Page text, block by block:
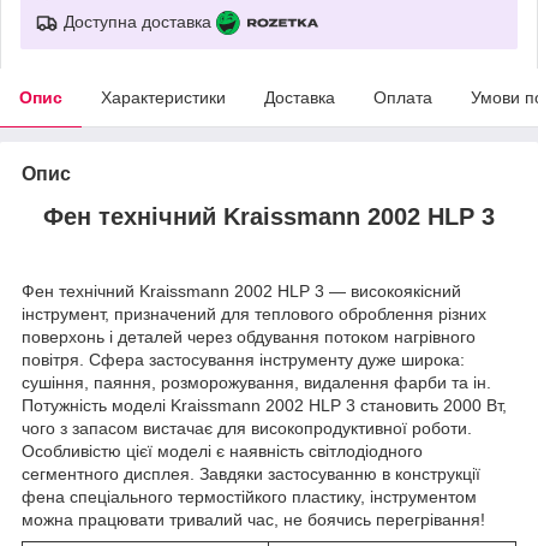
Доступна доставка
Опис Характеристики Доставка Оплата Умови
Опис
Фен технічний Kraissmann 2002 HLP 3
Фен технічний Kraissmann 2002 HLP 3 — високоякісний
інструмент, призначений для теплового оброблення різних
поверхонь і деталей через обдування потоком нагрівного
повітря. Сфера застосування інструменту дуже широка:
сушіння, паяння, розморожування, видалення фарби та ін.
Потужність моделі Kraissmann 2002 HLP 3 становить 2000 Вт,
чого з запасом вистачає для високопродуктивної роботи.
Особливістю цієї моделі є наявність світлодіодного
сегментного дисплея. Завдяки застосуванню в конструкції
фена спеціального термостійкого пластику, інструментом
можна працювати тривалий час, не боячись перегрівання!